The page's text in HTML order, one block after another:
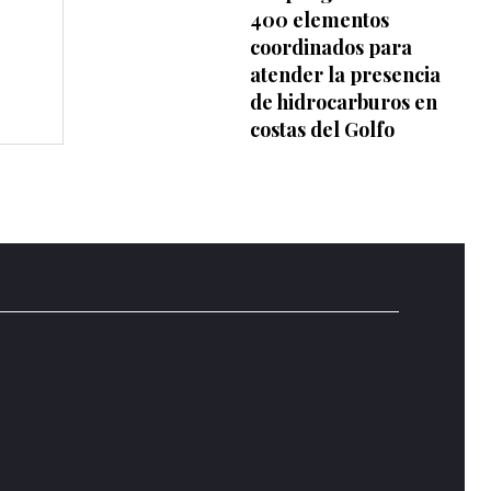
400 elementos
coordinados para
atender la presencia
de hidrocarburos en
costas del Golfo